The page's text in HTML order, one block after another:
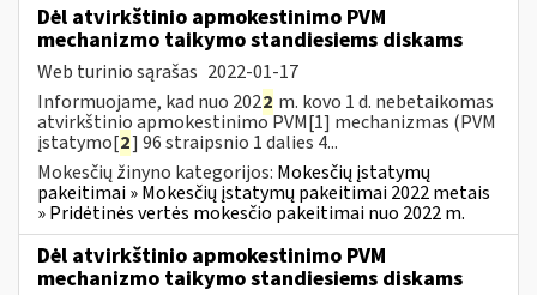
Dėl atvirkštinio apmokestinimo PVM
mechanizmo taikymo standiesiems diskams
Web turinio sąrašas 2022-01-17
Informuojame, kad nuo 2022 m. kovo 1 d. nebetaikomas
atvirkštinio apmokestinimo PVM[1] mechanizmas (PVM
įstatymo[2] 96 straipsnio 1 dalies 4...
Mokesčių žinyno kategorijos: Mokesčių įstatymų
pakeitimai » Mokesčių įstatymų pakeitimai 2022 metais
» Pridėtinės vertės mokesčio pakeitimai nuo 2022 m.
Dėl atvirkštinio apmokestinimo PVM
mechanizmo taikymo standiesiems diskams